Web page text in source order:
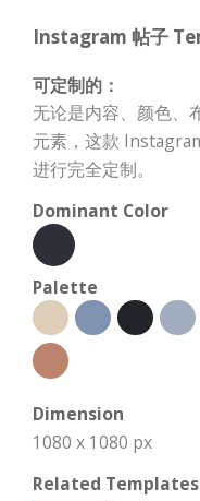
Instagram 帖子
可定制的：
无论是内容、颜色、
元素，这款
进行完全定制。
Dominant Color
Palette
Dimension
1080 x 1080 px
Related Templates